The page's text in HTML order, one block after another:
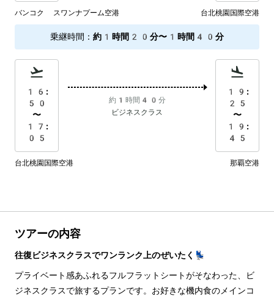
バンコク スワンナプーム空港 台北桃園国際空港
乗継時間 ： 約1時間20分〜1時間40分
16:
50
〜
17:
05
約1時間40分
ビジネスクラス
19:
25
〜
19:
45
台北桃園国際空港 那覇空港
ツアーの内容
往復ビジネスクラスでワンランク上のぜいたく💺
プライベート感あふれるフルフラットシートがそなわった、ビ
ジネスクラスで旅するプランです。お好きな機内食のメインコ